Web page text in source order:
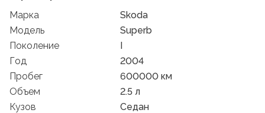
Марка
Skoda
Модель
Superb
Поколение
I
Год
2004
Пробег
600000 км
Объем
2.5 л
Кузов
Седан